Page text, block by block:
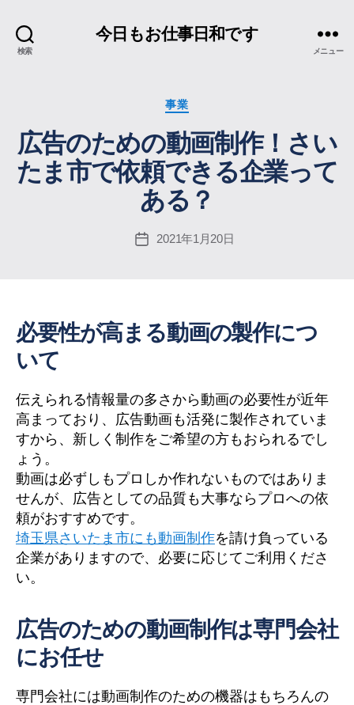
検索
今日もお仕事日和です
メニュー
カ
ゴ
リ
ー
事業
広告のための動画制作！さい
たま市で依頼できる企業って
ある？
投
2021年1月20日
必要性が高まる動画の製作につ
いて
伝えられる情報量の多さから動画の必要性が近年
高まっており、広告動画も活発に製作されていま
すから、新しく制作をご希望の方もおられるでし
ょう。
動画は必ずしもプロしか作れないものではありま
せんが、広告としての品質も大事ならプロへの依
頼がおすすめです。
埼玉県さいたま市にも動画制作を請け負っている
企業がありますので、必要に応じてご利用くださ
い。
広告のための動画制作は専門会社
にお任せ
専門会社には動画制作のための機器はもちろんの